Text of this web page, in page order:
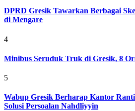
DPRD Gresik Tawarkan Berbagai
di Mengare
4
Minibus Seruduk Truk di Gresik, 8
5
Wabup Gresik Berharap Kantor
Solusi Persoalan Nahdliyyin